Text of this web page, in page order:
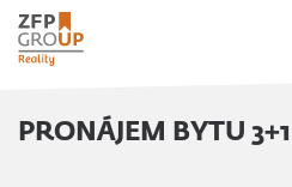
PRONÁJEM BYTU